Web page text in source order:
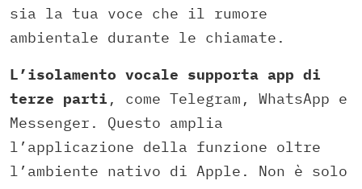
sia la tua voce che il rumore
ambientale durante le chiamate.
L’isolamento vocale supporta app di
terze parti , come Telegram, WhatsApp e
Messenger. Questo amplia
l’applicazione della funzione oltre
l’ambiente nativo di Apple. Non è solo